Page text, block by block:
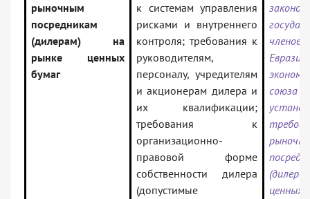
рыночным
посредникам
(дилерам) на
рынке ценных
бумаг
к системам управления
рисками и внутреннего
контроля; требования к
руководителям,
персоналу, учредителям
и акционерам дилера и
их квалификации;
требования к
организационно-
правовой форме
собственности дилера
(допустимые
членов
союза
ценных